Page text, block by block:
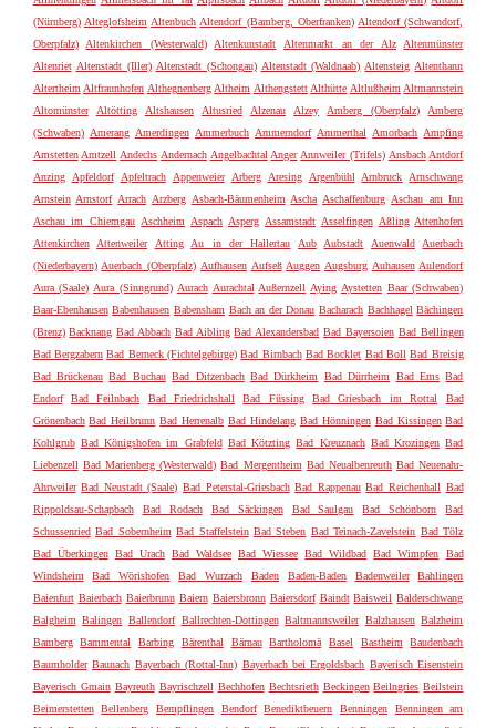
(Nürnberg) Alteglofsheim Altenbuch Altendorf (Bamberg, Oberfranken) Altendorf (Schwandorf,
Oberpfalz)
Altenkirchen (Westerwald) Altenkunstadt Altenmarkt an der Alz
Altenmünster
Altenriet Altenstadt (Iller) Altenstadt (Schongau) Altenstadt (Waldnaab) Altensteig Altenthann
Altertheim Altfraunhofen Althegnenberg Altheim Althengstett Althütte Altlußheim Altmannstein
Altomünster
Altötting Altshausen Altusried Alzenau Alzey Amberg (Oberpfalz)
Amberg
(Schwaben) Amerang Amerdingen Ammerbuch Ammerndorf Ammerthal Amorbach Ampfing
Amstetten Amtzell Andechs Andernach Angelbachtal Anger Annweiler (Trifels) Ansbach Antdorf
Anzing
Apfeldorf Apfeltrach Appenweier Arberg Aresing Argenbühl Arnbruck
Arnschwang
Arnstein Arnstorf Arrach Arzberg Asbach-Bäumenheim Ascha Aschaffenburg Aschau am Inn
Aschau im Chiemgau Aschheim Aspach Asperg Assamstadt Asselfingen Aßling Attenhofen
Attenkirchen
Attenweiler Atting Au in der Hallertau Aub Aubstadt Auenwald
Auerbach
(Niederbayern) Auerbach (Oberpfalz) Aufhausen Aufseß Auggen Augsburg Auhausen Aulendorf
Aura (Saale) Aura (Sinngrund) Aurach Aurachtal Außernzell Aying Aystetten Baar (Schwaben)
Baar-Ebenhausen Babenhausen Babensham Bach an der Donau Bacharach Bachhagel Bächingen
(Brenz) Backnang Bad Abbach Bad Aibling Bad Alexandersbad Bad Bayersoien Bad Bellingen
Bad Bergzabern Bad Berneck (Fichtelgebirge) Bad Birnbach Bad Bocklet Bad Boll Bad Breisig
Bad Brückenau Bad Buchau Bad Ditzenbach Bad Dürkheim Bad Dürrheim Bad Ems Bad
Endorf
Bad Feilnbach Bad Friedrichshall Bad Füssing Bad Griesbach im Rottal
Bad
Grönenbach Bad Heilbrunn Bad Herrenalb Bad Hindelang Bad Hönningen Bad Kissingen Bad
Kohlgrub Bad Königshofen im Grabfeld Bad Kötzting Bad Kreuznach Bad Krozingen Bad
Liebenzell Bad Marienberg (Westerwald) Bad Mergentheim Bad Neualbenreuth Bad Neuenahr-
Ahrweiler Bad Neustadt (Saale) Bad Peterstal-Griesbach Bad Rappenau Bad Reichenhall Bad
Rippoldsau-Schapbach
Bad Rodach Bad Säckingen Bad Saulgau Bad Schönborn
Bad
Schussenried Bad Sobernheim Bad Staffelstein Bad Steben Bad Teinach-Zavelstein Bad Tölz
Bad Überkingen Bad Urach Bad Waldsee Bad Wiessee Bad Wildbad Bad Wimpfen
Bad
Windsheim
Bad Wörishofen Bad Wurzach Baden Baden-Baden Badenweiler
Bahlingen
Baienfurt Baierbach Baierbrunn Baiern Baiersbronn Baiersdorf Baindt Baisweil Balderschwang
Balgheim Balingen Ballendorf Ballrechten-Dottingen Baltmannsweiler Balzhausen Balzheim
Bamberg
Bammental Barbing Bärenthal Bärnau Bartholomä Basel Bastheim
Baudenbach
Baumholder Baunach Bayerbach (Rottal-Inn) Bayerbach bei Ergoldsbach Bayerisch Eisenstein
Bayerisch Gmain Bayreuth Bayrischzell Bechhofen Bechtsrieth Beckingen Beilngries Beilstein
Beimerstetten
Bellenberg Bempflingen Bendorf Benediktbeuern Benningen
Benningen am